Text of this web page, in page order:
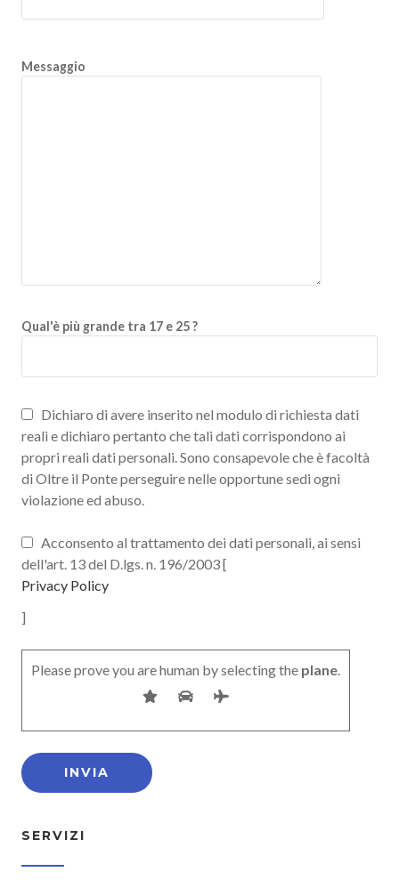
Messaggio
Qual'è più grande tra 17 e 25 ?
Dichiaro di avere inserito nel modulo di richiesta dati
reali e dichiaro pertanto che tali dati corrispondono ai
propri reali dati personali. Sono consapevole che è facoltà
di Oltre il Ponte perseguire nelle opportune sedi ogni
violazione ed abuso.
Acconsento al trattamento dei dati personali, ai sensi
dell'art. 13 del D.lgs. n. 196/2003 [
Privacy Policy
]
Please prove you are human by selecting the plane.
SERVIZI